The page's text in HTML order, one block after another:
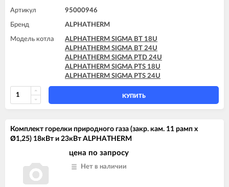
Артикул 95000946
Бренд ALPHATHERM
Модель котла
ALPHATHERM SIGMA BT 18U
ALPHATHERM SIGMA BT 24U
ALPHATHERM SIGMA PTD 24U
ALPHATHERM SIGMA PTS 18U
ALPHATHERM SIGMA PTS 24U
КУПИТЬ
Комплект горелки природного газа (закр. кам. 11 рамп x
Ø1,25) 18кВт и 23кВт ALPHATHERM
цена по запросу
Нет в наличии